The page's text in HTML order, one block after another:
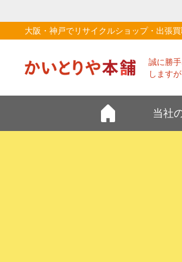
大阪・神戸でリサイクルショップ・出張
誠に勝
します
当社